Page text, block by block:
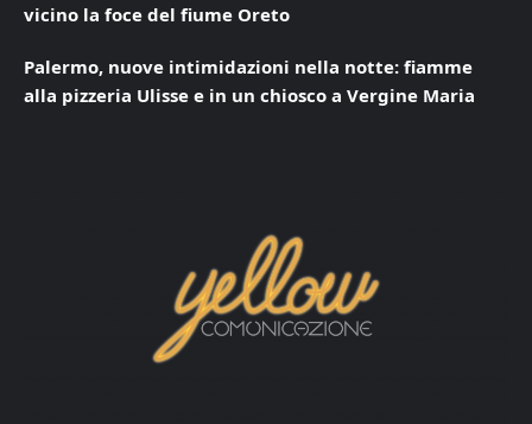
vicino la foce del fiume Oreto
Palermo, nuove intimidazioni nella notte: fiamme
alla pizzeria Ulisse e in un chiosco a Vergine Maria